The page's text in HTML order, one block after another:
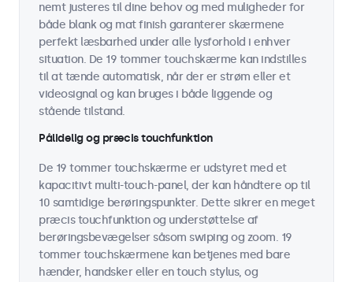
nemt justeres til dine behov og med muligheder for
både blank og mat finish garanterer skærmene
perfekt læsbarhed under alle lysforhold i enhver
situation. De 19 tommer touchskærme kan indstilles
til at tænde automatisk, når der er strøm eller et
videosignal og kan bruges i både liggende og
stående tilstand.
Pålidelig og præcis touchfunktion
De 19 tommer touchskærme er udstyret med et
kapacitivt multi-touch-panel, der kan håndtere op til
10 samtidige berøringspunkter. Dette sikrer en meget
præcis touchfunktion og understøttelse af
berøringsbevægelser såsom swiping og zoom. 19
tommer touchskærmene kan betjenes med bare
hænder, handsker eller en touch stylus, og